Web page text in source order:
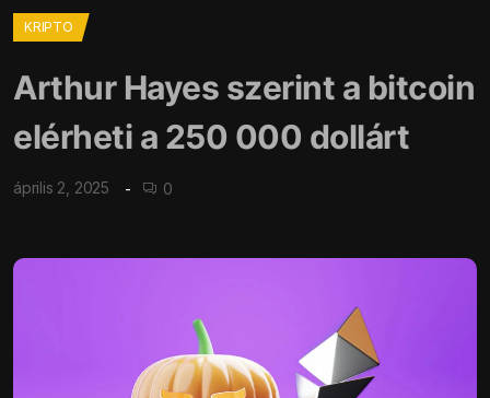
KRIPTO
Arthur Hayes szerint a bitcoin
elérheti a 250 000 dollárt
április 2, 2025 0